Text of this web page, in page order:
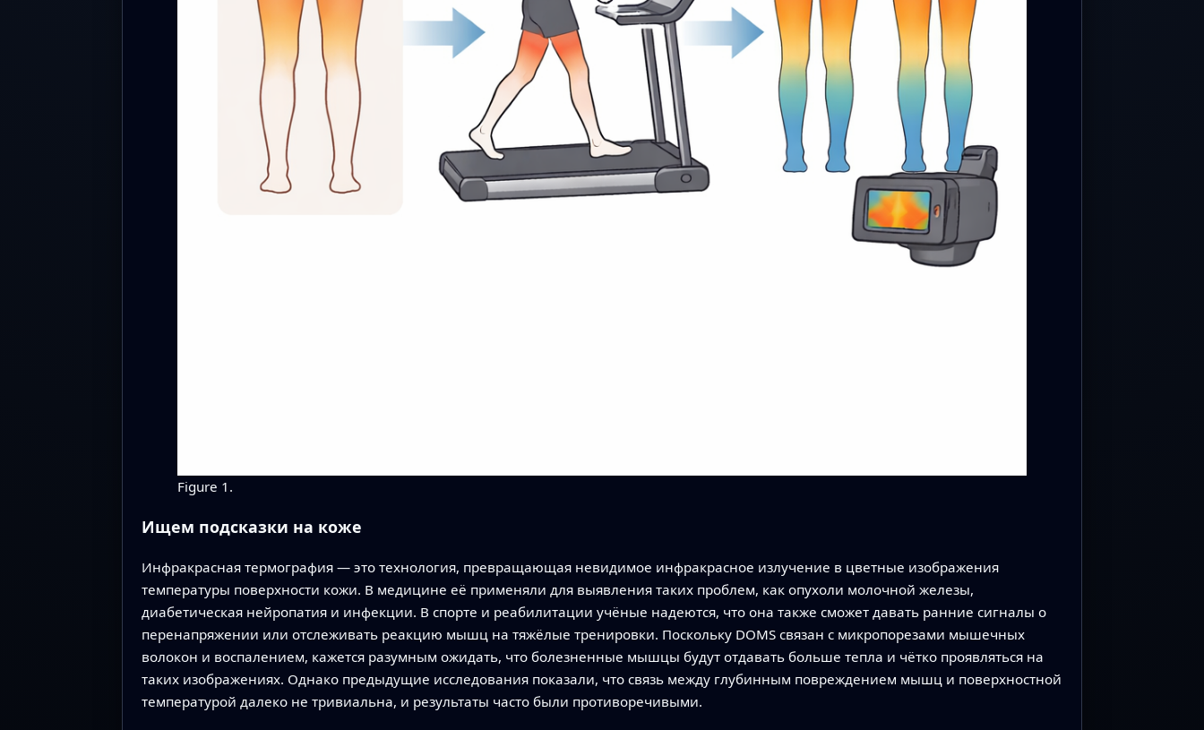
Figure 1.
Ищем подсказки на коже
Инфракрасная термография — это технология, превращающая невидимое инфракрасное излучение в цветные изображения
температуры поверхности кожи. В медицине её применяли для выявления таких проблем, как опухоли молочной железы,
диабетическая нейропатия и инфекции. В спорте и реабилитации учёные надеются, что она также сможет давать ранние сигналы о
перенапряжении или отслеживать реакцию мышц на тяжёлые тренировки. Поскольку DOMS связан с микропорезами мышечных
волокон и воспалением, кажется разумным ожидать, что болезненные мышцы будут отдавать больше тепла и чётко проявляться на
таких изображениях. Однако предыдущие исследования показали, что связь между глубинным повреждением мышц и поверхностной
температурой далеко не тривиальна, и результаты часто были противоречивыми.